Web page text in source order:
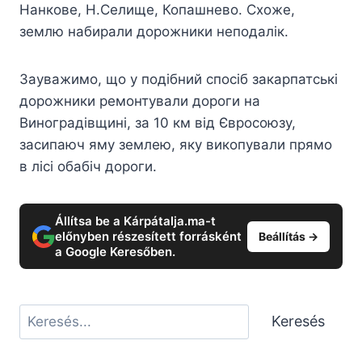
Нанкове, Н.Селище, Копашнево. Схоже,
землю набирали дорожники неподалік.
Зауважимо, що у подібний спосіб закарпатські
дорожники ремонтували дороги на
Виноградівщині, за 10 км від Євросоюзу,
засипаюч яму землею, яку викопували прямо
в лісі обабіч дороги.
Állítsa be a Kárpátalja.ma-t
előnyben részesített forrásként
a Google Keresőben.
Beállítás →
Keresés Keresés